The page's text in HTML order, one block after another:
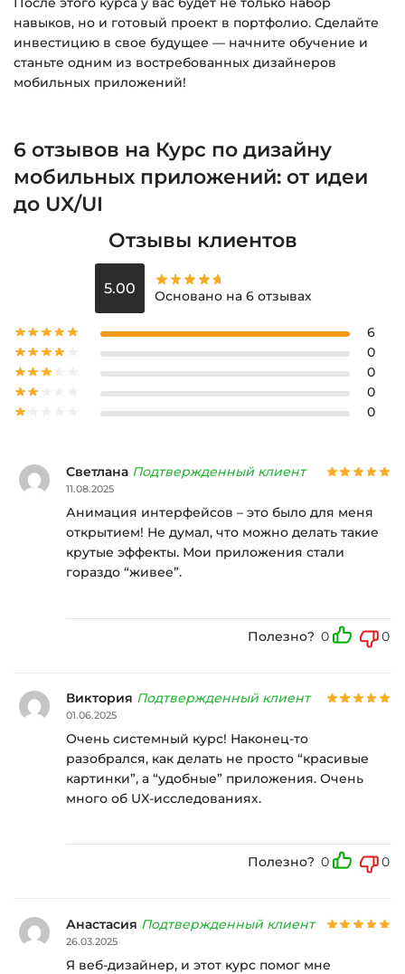
навыков, но и готовый проект в портфолио. Сделайте
инвестицию в свое будущее — начните обучение и
станьте одним из востребованных дизайнеров
мобильных приложений!
6 отзывов на Курс по дизайну
мобильных приложений: от идеи
до UX/UI
Отзывы клиентов
5.00 Основано на 6 отзывах
6
0
0
0
0
Светлана Подтвержденный клиент
11.08.2025
Анимация интерфейсов – это было для меня
открытием! Не думал, что можно делать такие
крутые эффекты. Мои приложения стали
гораздо “живее”.
Полезно? 0 0
Виктория Подтвержденный клиент
01.06.2025
Очень системный курс! Наконец-то
разобрался, как делать не просто “красивые
картинки”, а “удобные” приложения. Очень
много об UX-исследованиях.
Полезно? 0 0
Анастасия Подтвержденный клиент
26.03.2025
Я веб-дизайнер, и этот курс помог мне